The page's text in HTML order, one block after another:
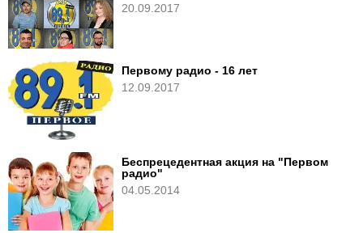
20.09.2017
Первому радио - 16 лет
12.09.2017
Беспрецедентная акция на "Первом
радио"
04.05.2014